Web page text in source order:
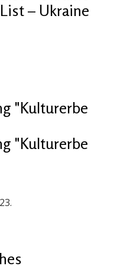
– Ukraine
"Kulturerbe
"Kulturerbe